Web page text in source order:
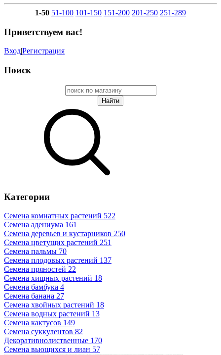
1-50 51-100 101-150 151-200 201-250 251-289
Приветствуем вас!
ВходРегистрация
Поиск
Категории
Семена комнатных растений 522
Семена адениума 161
Семена деревьев и кустарников 250
Семена цветущих растений 251
Семена пальмы 70
Семена плодовых растений 137
Семена пряностей 22
Семена хищных растений 18
Семена бамбука 4
Семена банана 27
Семена хвойных растений 18
Семена водных растений 13
Семена кактусов 149
Семена суккулентов 82
Декоративнолиственные 170
Семена вьющихся и лиан 57